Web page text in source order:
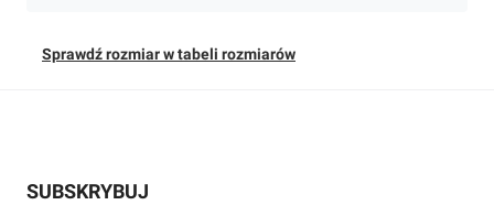
Sprawdź rozmiar w tabeli rozmiarów
SUBSKRYBUJ